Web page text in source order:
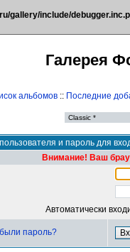
gallery/include/
Галерея
альбомов:: Последние
и пароль для
Внимание! Ваш
Автоматически
пароль?